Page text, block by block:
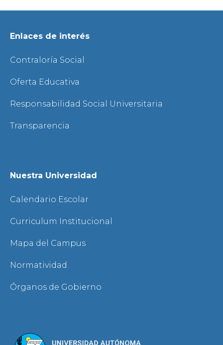
Enlaces de interés
Contraloría Social
Oferta Educativa
Responsabilidad Social Universitaria
Transparencia
Nuestra Universidad
Calendario Escolar
Curriculum Institucional
Mapa del Campus
Normatividad
Órganos de Gobierno